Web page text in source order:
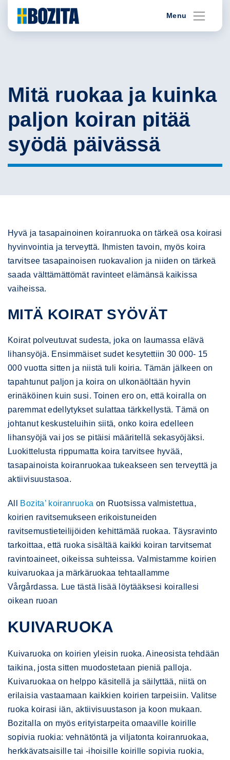
content
Menu
Mitä ruokaa ja kuinka
paljon koiran pitää
syödä päivässä
Hyvä ja tasapainoinen koiranruoka on tärkeä osa koirasi
hyvinvointia ja terveyttä. Ihmisten tavoin, myös koira
tarvitsee tasapainoisen ruokavalion ja niiden on tärkeä
saada välttämättömät ravinteet elämänsä kaikissa
vaiheissa.
MITÄ KOIRAT SYÖVÄT
Koirat polveutuvat sudesta, joka on laumassa elävä
lihansyöjä. Ensimmäiset sudet kesytettiin 30 000- 15
000 vuotta sitten ja niistä tuli koiria. Tämän jälkeen on
tapahtunut paljon ja koira on ulkonäöltään hyvin
erinäköinen kuin susi. Toinen ero on, että koiralla on
paremmat edellytykset sulattaa tärkkellystä. Tämä on
johtanut keskusteluihin siitä, onko koira edelleen
lihansyöjä vai jos se pitäisi määritellä sekasyöjäksi.
Luokittelusta rippumatta koira tarvitsee hyvää,
tasapainoista koiranruokaa tukeakseen sen terveyttä ja
aktiivisuustasoa.
All Bozita’ koiranruoka on Ruotsissa valmistettua,
koirien ravitsemukseen erikoistuneiden
ravitsemustieteilijöiden kehittämää ruokaa. Täysravinto
tarkoittaa, että ruoka sisältää kaikki koiran tarvitsemat
ravintoaineet, oikeissa suhteissa. Valmistamme koirien
kuivaruokaa ja märkäruokaa tehtaallamme
Vårgårdassa. Lue tästä lisää löytääksesi koirallesi
oikean ruoan
KUIVARUOKA
Kuivaruoka on koirien yleisin ruoka. Aineosista tehdään
taikina, josta sitten muodostetaan pieniä palloja.
Kuivaruokaa on helppo käsitellä ja säilyttää, niitä on
erilaisia vastaamaan kaikkien koirien tarpeisiin. Valitse
ruoka koirasi iän, aktiivisuustason ja koon mukaan.
Bozitalla on myös erityistarpeita omaaville koirille
sopivia ruokia: vehnätöntä ja viljatonta koiranruokaa,
herkkävatsaisille tai -ihoisille koirille sopivia ruokia,